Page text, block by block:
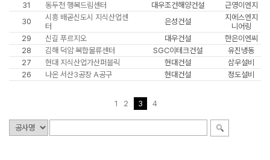
31
동두천 행복드림센터 대우조건해양건설
근영이엔지
30
시흥 배곧신도시 지식산업센
터
은성건설
지에스엔지
니어링
29
신길 푸르지오 대우건설
한은이엔씨
28
김해 덕암 복합물류센터 SGC이테크건설
유진냉동
27
현대 지식산업가산퍼블릭 현대건설
삼우설비
26
나온 서산3공장 A공구 현대건설 정도설비
1 2 3 4